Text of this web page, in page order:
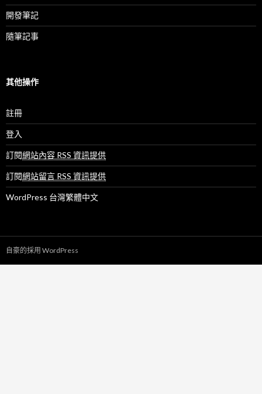
開發筆記
隨筆記事
其他操作
註冊
登入
訂閱網站內容 RSS 資訊提供
訂閱網站留言 RSS 資訊提供
WordPress 台灣繁體中文
自豪的採用 WordPress